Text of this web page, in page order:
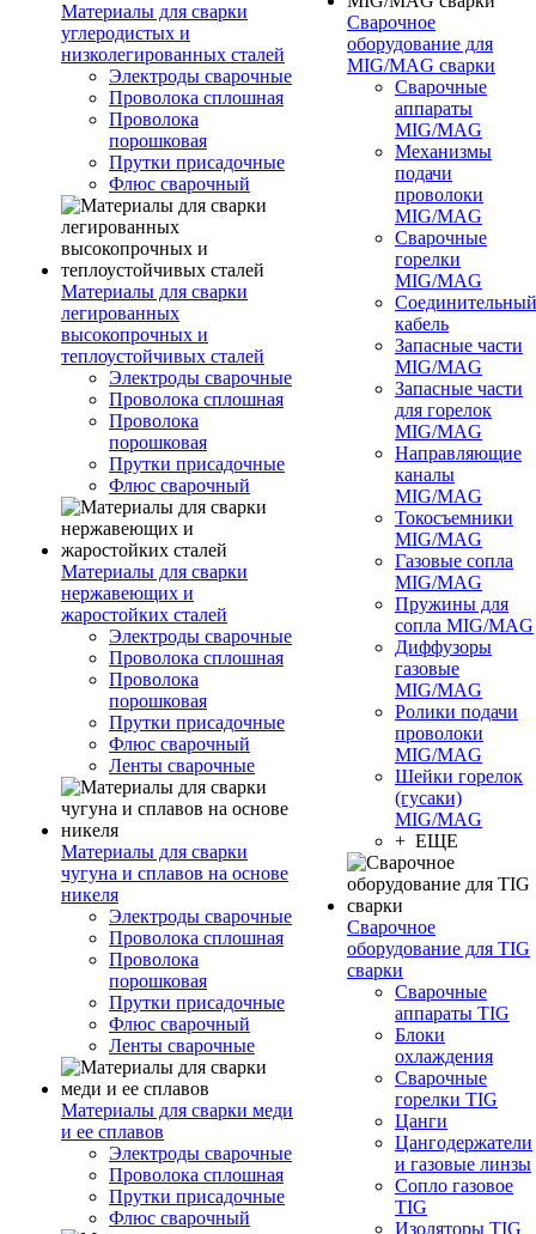
Материалы для сварки
углеродистых и
низколегированных сталей
Электроды сварочные
Проволока сплошная
Проволока
порошковая
Прутки присадочные
Флюс сварочный
Материалы для сварки
легированных
высокопрочных и
теплоустойчивых сталей
Электроды сварочные
Проволока сплошная
Проволока
порошковая
Прутки присадочные
Флюс сварочный
Материалы для сварки
нержавеющих и
жаростойких сталей
Электроды сварочные
Проволока сплошная
Проволока
порошковая
Прутки присадочные
Флюс сварочный
Ленты сварочные
Материалы для сварки
чугуна и сплавов на основе
никеля
Электроды сварочные
Проволока сплошная
Проволока
порошковая
Прутки присадочные
Флюс сварочный
Ленты сварочные
Материалы для сварки меди
и ее сплавов
Электроды сварочные
Проволока сплошная
Прутки присадочные
Флюс сварочный
Сварочное
оборудование для
MIG/MAG сварки
Сварочные
аппараты
MIG/MAG
Механизмы
подачи
проволоки
MIG/MAG
Сварочные
горелки
MIG/MAG
Соединительный
кабель
Запасные части
MIG/MAG
Запасные части
для горелок
MIG/MAG
Направляющие
каналы
MIG/MAG
Токосъемники
MIG/MAG
Газовые сопла
MIG/MAG
Пружины для
сопла MIG/MAG
Диффузоры
газовые
MIG/MAG
Ролики подачи
проволоки
MIG/MAG
Шейки горелок
(гусаки)
MIG/MAG
+ ЕЩЕ
Сварочное
оборудование для TIG
сварки
Сварочные
аппараты TIG
Блоки
охлаждения
Сварочные
горелки TIG
Цанги
Цангодержатели
и газовые линзы
Сопло газовое
TIG
Изоляторы TIG